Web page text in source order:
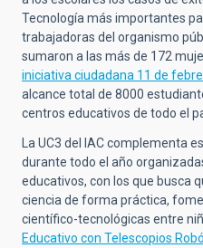
Tecnología más importantes
trabajadoras del organismo
sumaron a las más de 172
iniciativa ciudadana 11 de
alcance total de 8000
centros educativos de todo el
La UC3 del IAC complementa
durante todo el año
educativos, con los que busca
ciencia de forma práctica,
científico-tecnológicas entre
Educativo con Telescopios Robó